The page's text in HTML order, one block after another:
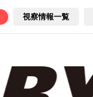
視察情報一覧